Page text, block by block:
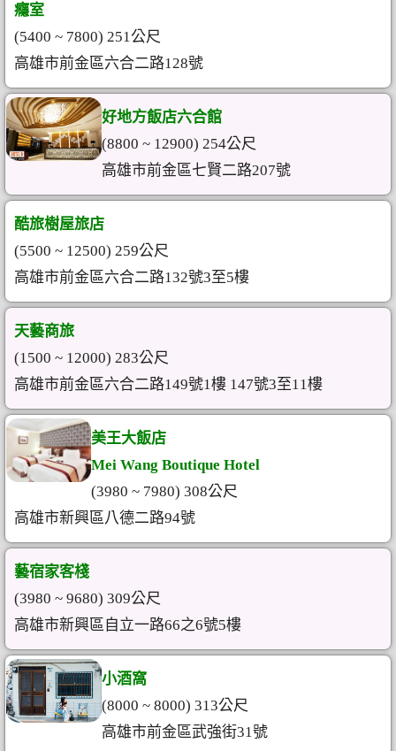
癮室
(5400 ~ 7800) 251公尺
高雄市前金區六合二路128號
好地方飯店六合館
(8800 ~ 12900) 254公尺
高雄市前金區七賢二路207號
酷旅樹屋旅店
(5500 ~ 12500) 259公尺
高雄市前金區六合二路132號3至5樓
天藝商旅
(1500 ~ 12000) 283公尺
高雄市前金區六合二路149號1樓 147號3至11樓
美王大飯店
Mei Wang Boutique Hotel
(3980 ~ 7980) 308公尺
高雄市新興區八德二路94號
藝宿家客棧
(3980 ~ 9680) 309公尺
高雄市新興區自立一路66之6號5樓
小酒窩
(8000 ~ 8000) 313公尺
高雄市前金區武強街31號